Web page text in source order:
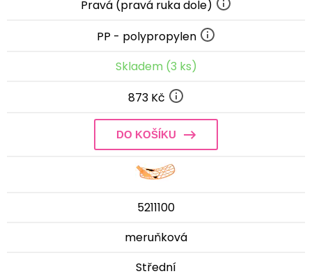
Pravá (pravá ruka dole)
PP - polypropylen
Skladem (3 ks)
873 Kč
DO KOŠÍKU
5211100
meruňková
Střední